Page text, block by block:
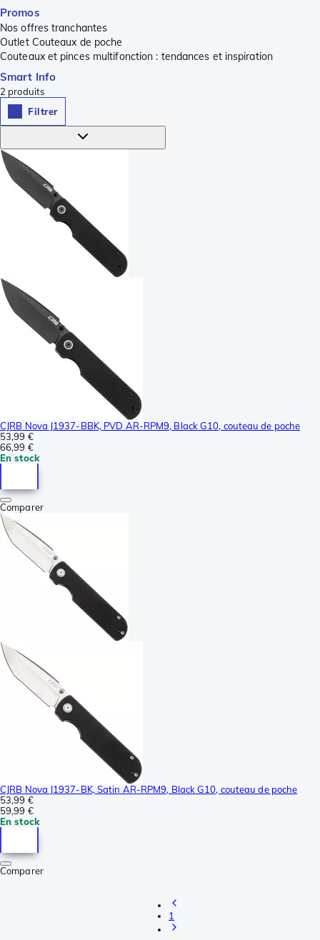
Promos
Nos offres tranchantes
Outlet Couteaux de poche
Couteaux et pinces multifonction : tendances et inspiration
Smart Info
2 produits
Filtrer
CJRB Nova J1937-BBK, PVD AR-RPM9, Black G10, couteau de poche
53,99 €
66,99 €
En stock
Comparer
CJRB Nova J1937-BK, Satin AR-RPM9, Black G10, couteau de poche
53,99 €
59,99 €
En stock
Comparer
1